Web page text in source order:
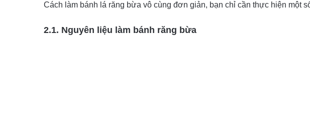
Cách làm bánh lá răng bừa vô cùng đơn giản, bạn chỉ cần thực hiện một
2.1. Nguyên liệu làm bánh răng bừa